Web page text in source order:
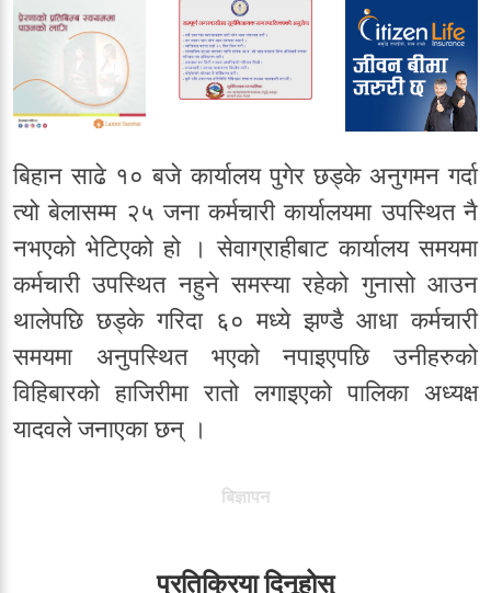
बिहान साढे १० बजे कार्यालय पुगेर छड्के अनुगमन गर्दा
त्यो बेलासम्म २५ जना कर्मचारी कार्यालयमा उपस्थित नै
नभएको भेटिएको हो । सेवाग्राहीबाट कार्यालय समयमा
कर्मचारी उपस्थित नहुने समस्या रहेको गुनासो आउन
थालेपछि छड्के गरिदा ६० मध्ये झण्डै आधा कर्मचारी
समयमा अनुपस्थित भएको नपाइएपछि उनीहरुको
विहिबारको हाजिरीमा रातो लगाइएको पालिका अध्यक्ष
यादवले जनाएका छन् ।
बिज्ञापन
प्रतिक्रिया दिनूहोस्